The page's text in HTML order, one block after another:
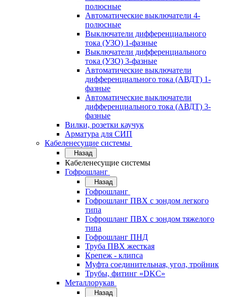
полюсные
Автоматические выключатели 4-
полюсные
Выключатели дифференциального
тока (УЗО) 1-фазные
Выключатели дифференциального
тока (УЗО) 3-фазные
Автоматические выключатели
дифференциального тока (АВДТ) 1-
фазные
Автоматические выключатели
дифференциального тока (АВДТ) 3-
фазные
Вилки, розетки каучук
Арматура для СИП
Кабеленесущие системы
Назад
Кабеленесущие системы
Гофрошланг
Назад
Гофрошланг
Гофрошланг ПВХ с зондом легкого
типа
Гофрошланг ПВХ с зондом тяжелого
типа
Гофрошланг ПНД
Труба ПВХ жесткая
Крепеж - клипса
Муфта соединительная, угол, тройник
Трубы, фитинг «DKC»
Металлорукав
Назад